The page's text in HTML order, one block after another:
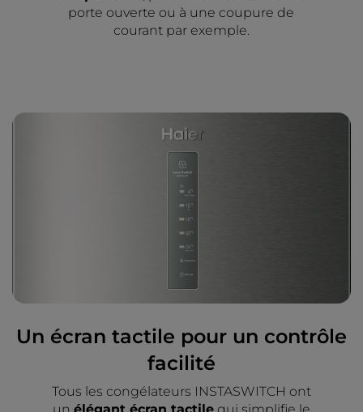
porte ouverte ou à une coupure de
courant par exemple.
Un écran tactile pour un contrôle
facilité
Tous les congélateurs INSTASWITCH ont
un élégant écran tactilequi simplifie le